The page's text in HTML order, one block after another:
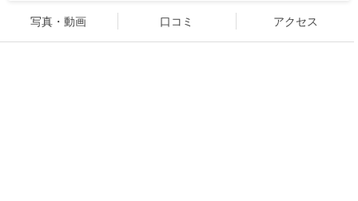
写真・動画 口コミ アクセス